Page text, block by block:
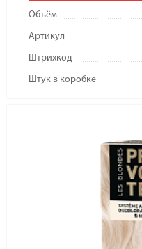
Объём
Артикул
Штрихкод
Штук в коробке